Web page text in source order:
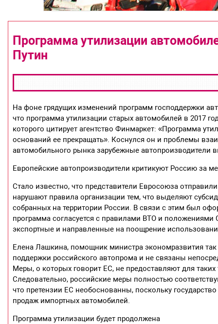
Программа утилизации
Путин
На фоне грядущих изменений программ господдержки
что программа утилизации старых автомобилей в 2017
которого цитирует агентство Финмаркет: «Программа
оснований ее прекращать». Коснулся он и проблемы
автомобильного рынка зарубежные автопроизводители
Европейские автопроизводители критикуют Россию за
Стало известно, что представители Евросоюза
нарушают правила организации тем, что выделяют
собранных на территории России. В связи с этим был
программа согласуется с правилами ВТО и
экспортные и направленные на поощрение
Елена Лашкина, помощник министра экономразвития
поддержки российского автопрома и не связаны
Меры, о которых говорит ЕС, не предоставляют для
Следовательно, российские меры полностью
что претензии ЕС необоснованны, поскольку
продаж импортных автомобилей.
Программа утилизации будет продолжена